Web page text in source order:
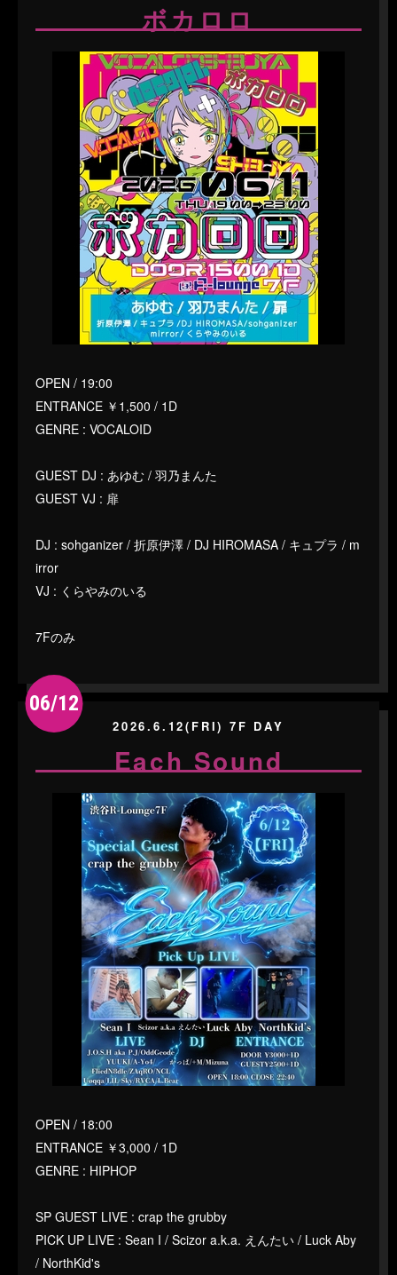
ボカロロ
OPEN / 19:00
ENTRANCE ￥1,500 / 1D
GENRE : VOCALOID
GUEST DJ : あゆむ / 羽乃まんた
GUEST VJ : 扉
DJ : sohganizer / 折原伊澤 / DJ HIROMASA / キュプラ / m
irror
VJ : くらやみのいる
7Fのみ
06/12
2026.6.12(FRI) 7F DAY
Each Sound
OPEN / 18:00
ENTRANCE ￥3,000 / 1D
GENRE : HIPHOP
SP GUEST LIVE : crap the grubby
PICK UP LIVE : Sean I / Scizor a.k.a. えんたい / Luck Aby
/ NorthKid's